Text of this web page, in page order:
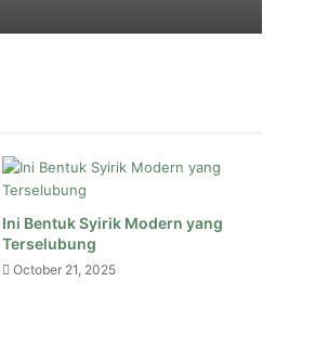
Ini Bentuk Syirik Modern yang
Terselubung
October 21, 2025